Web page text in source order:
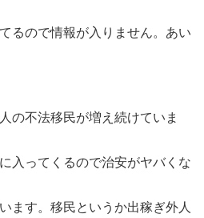
るので情報が入りません。あい
の不法移民が増え続けていま
入ってくるので治安がヤバくな
ます。移民というか出稼ぎ外人